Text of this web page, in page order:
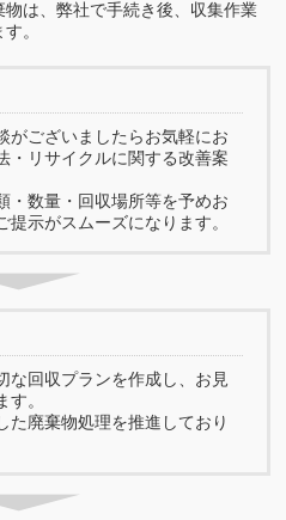
は、弊社で手続き後、収集作業
。
がございましたらお気軽にお
・リサイクルに関する改善案
・数量・回収場所等を予めお
示がスムーズになります。
な回収プランを作成し、お見
。
た廃棄物処理を推進しており